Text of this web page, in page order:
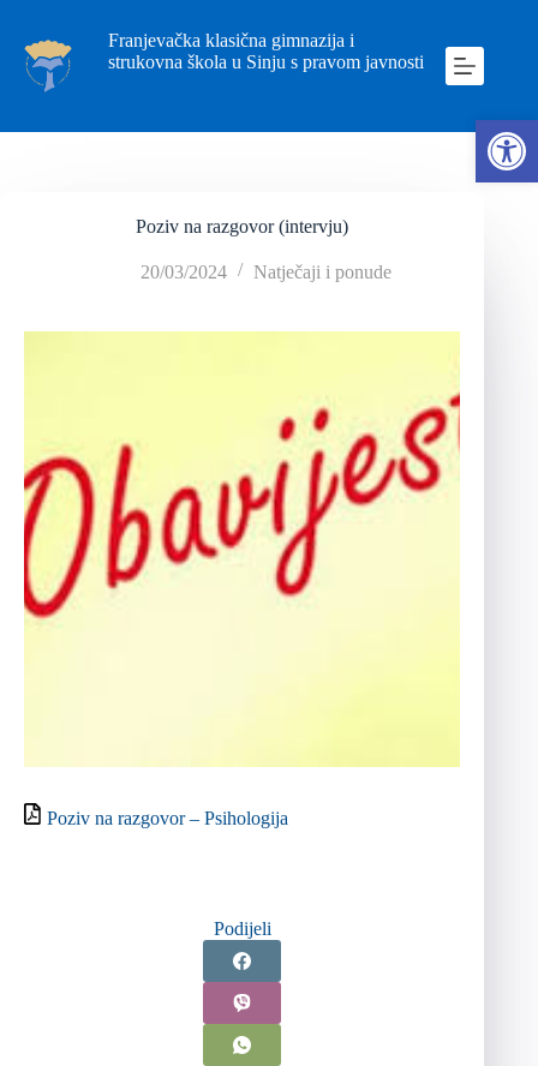
Franjevačka klasična gimnazija i
strukovna škola u Sinju s pravom javnosti
Poziv na razgovor (intervju)
20/03/2024 Natječaji i ponude
Poziv na razgovor – Psihologija
Podijeli